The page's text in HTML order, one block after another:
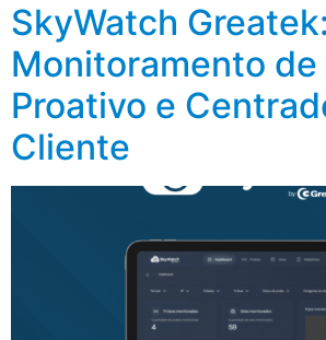
SkyWatch Greatek:
Monitoramento de
Proativo e
Cliente